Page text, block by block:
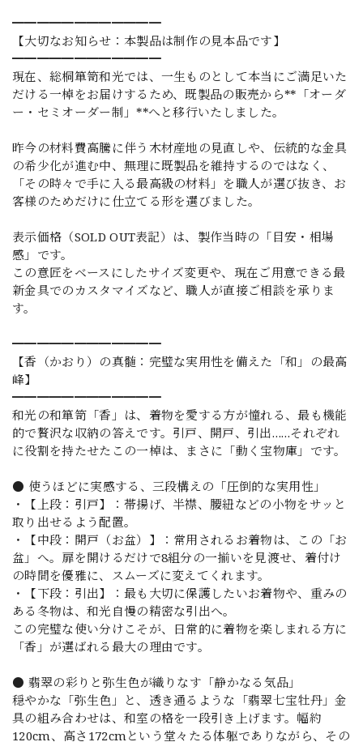
━━━━━━━━━━━━
【大切なお知らせ：本製品は制作の見本品です】
━━━━━━━━━━━━
現在、総桐箪笥和光では、一生ものとして本当にご満足いた
だける一棹をお届けするため、既製品の販売から**「オーダ
ー・セミオーダー制」**へと移行いたしました。
昨今の材料費高騰に伴う木材産地の見直しや、伝統的な金具
の希少化が進む中、無理に既製品を維持するのではなく、
「その時々で手に入る最高級の材料」を職人が選び抜き、お
客様のためだけに仕立てる形を選びました。
表示価格（SOLD OUT表記）は、製作当時の「目安・相場
感」です。
この意匠をベースにしたサイズ変更や、現在ご用意できる最
新金具でのカスタマイズなど、職人が直接ご相談を承りま
す。
━━━━━━━━━━━━
【香（かおり）の真髄：完璧な実用性を備えた「和」の最高
峰】
━━━━━━━━━━━━
和光の和箪笥「香」は、着物を愛する方が憧れる、最も機能
的で贅沢な収納の答えです。引戸、開戸、引出……それぞれ
に役割を持たせたこの一棹は、まさに「動く宝物庫」です。
● 使うほどに実感する、三段構えの「圧倒的な実用性」
・【上段：引戸】：帯揚げ、半襟、腰紐などの小物をサッと
取り出せるよう配置。
・【中段：開戸（お盆）】：常用されるお着物は、この「お
盆」へ。扉を開けるだけで8組分の一揃いを見渡せ、着付け
の時間を優雅に、スムーズに変えてくれます。
・【下段：引出】：最も大切に保護したいお着物や、重みの
ある冬物は、和光自慢の精密な引出へ。
この完璧な使い分けこそが、日常的に着物を楽しまれる方に
「香」が選ばれる最大の理由です。
● 翡翠の彩りと弥生色が織りなす「静かなる気品」
穏やかな「弥生色」と、透き通るような「翡翠七宝牡丹」金
具の組み合わせは、和室の格を一段引き上げます。幅約
120cm、高さ172cmという堂々たる体躯でありながら、その